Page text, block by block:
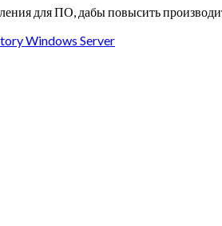
для ПО, дабы повысить
Windows Server